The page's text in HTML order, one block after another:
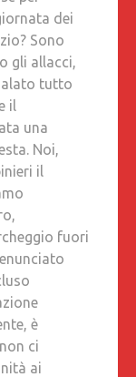
dei
Sono
gli allacci,
tutto
il
una
Noi,
il
fuori
è
ci
ai